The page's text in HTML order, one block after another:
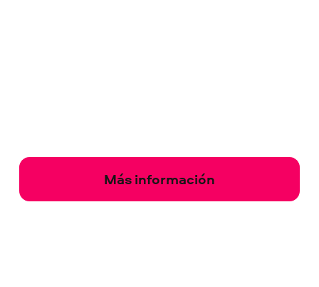
Más información